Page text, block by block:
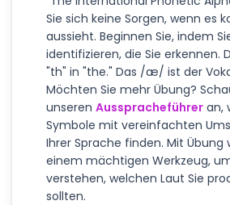
Sie sich keine Sorgen, wenn es
aussieht. Beginnen Sie, indem
identifizieren, die Sie erkennen.
"th" in "the." Das /æ/ ist der
Möchten Sie mehr Übung?
unseren Ausspracheführer an,
Symbole mit vereinfachten
Ihrer Sprache finden. Mit Übung
einem mächtigen Werkzeug,
verstehen, welchen Laut Sie
sollten.